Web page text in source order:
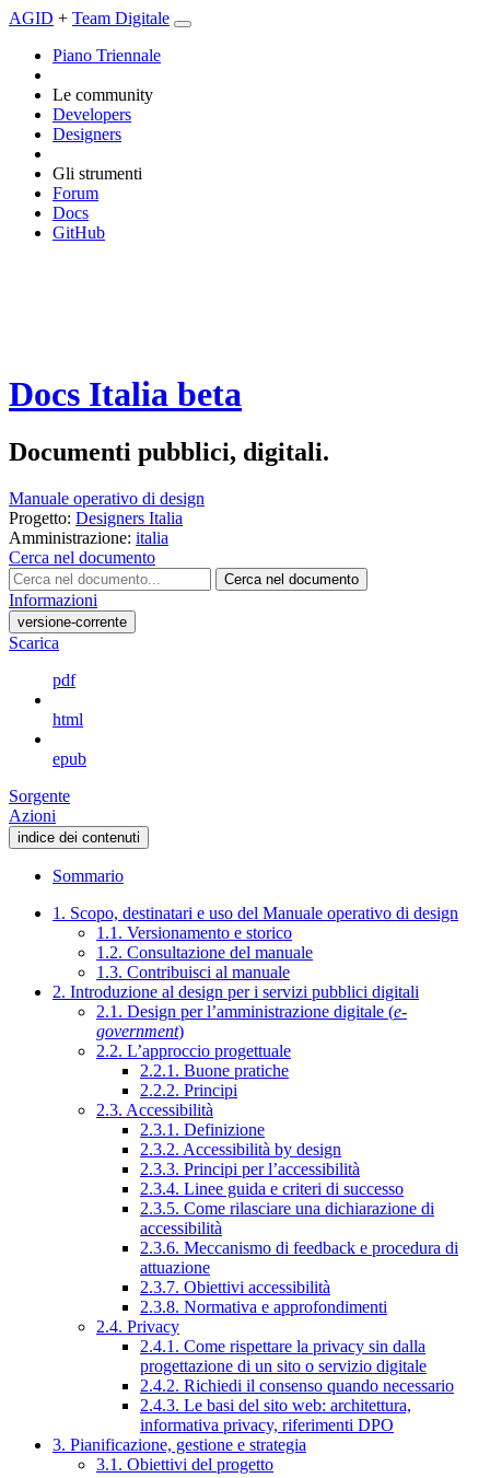
AGID + Team Digitale
Piano Triennale
Le community
Developers
Designers
Gli strumenti
Forum
Docs
GitHub
Docs Italia beta
Documenti pubblici, digitali.
Manuale operativo di design
Progetto: Designers Italia
Amministrazione: italia
Cerca nel documento
Cerca nel documento
Informazioni
versione-corrente
Scarica
pdf
html
epub
Sorgente
Azioni
indice dei contenuti
Sommario
1. Scopo, destinatari e uso del Manuale operativo di design
1.1. Versionamento e storico
1.2. Consultazione del manuale
1.3. Contribuisci al manuale
2. Introduzione al design per i servizi pubblici digitali
2.1. Design per l’amministrazione digitale (e-
government)
2.2. L’approccio progettuale
2.2.1. Buone pratiche
2.2.2. Principi
2.3. Accessibilità
2.3.1. Definizione
2.3.2. Accessibilità by design
2.3.3. Principi per l’accessibilità
2.3.4. Linee guida e criteri di successo
2.3.5. Come rilasciare una dichiarazione di
accessibilità
2.3.6. Meccanismo di feedback e procedura di
attuazione
2.3.7. Obiettivi accessibilità
2.3.8. Normativa e approfondimenti
2.4. Privacy
2.4.1. Come rispettare la privacy sin dalla
progettazione di un sito o servizio digitale
2.4.2. Richiedi il consenso quando necessario
2.4.3. Le basi del sito web: architettura,
informativa privacy, riferimenti DPO
3. Pianificazione, gestione e strategia
3.1. Obiettivi del progetto